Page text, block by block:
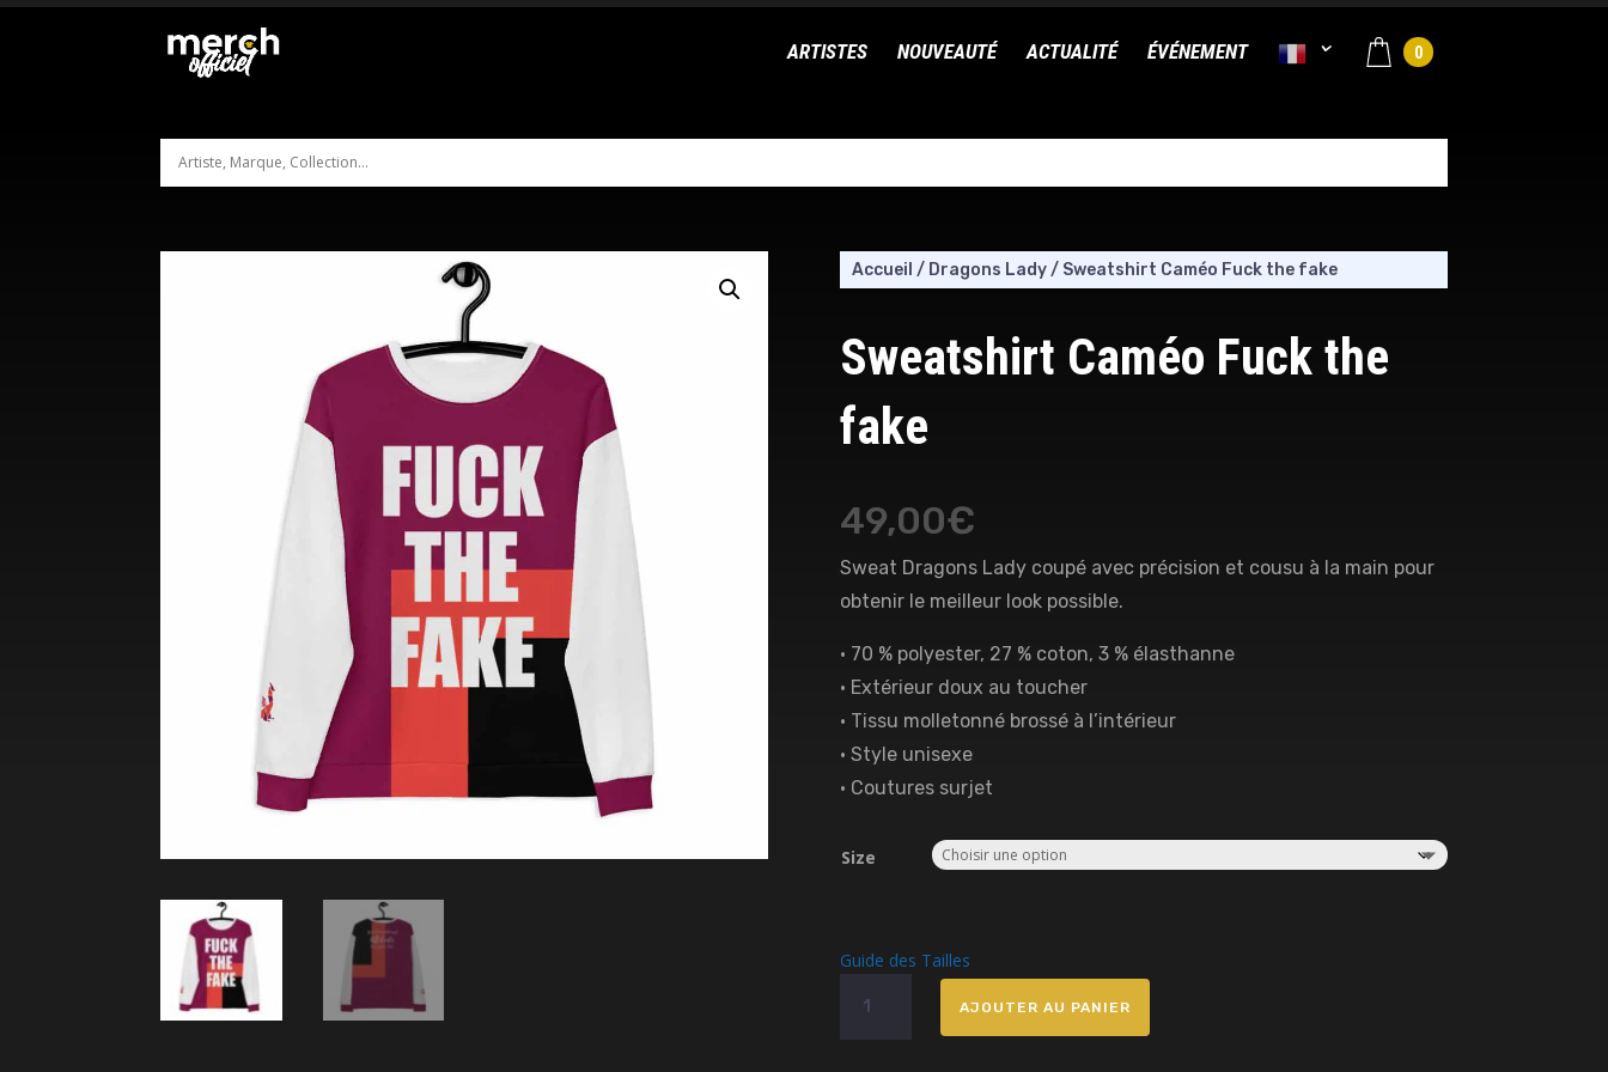
ARTISTES NOUVEAUTÉ ACTUALITÉ ÉVÉNEMENT 0
Accueil / Dragons Lady/ Sweatshirt Caméo Fuck the fake
Sweatshirt Caméo Fuck the
fake
49,00€
Sweat Dragons Lady coupé avec précision et cousu à la main pour
obtenir le meilleur look possible.
• 70 % polyester, 27 % coton, 3 % élasthanne
• Extérieur doux au toucher
• Tissu molletonné brossé à l’intérieur
• Style unisexe
• Coutures surjet
Size
Guide des Tailles
Sweatshirt
AJOUTER AU PANIER